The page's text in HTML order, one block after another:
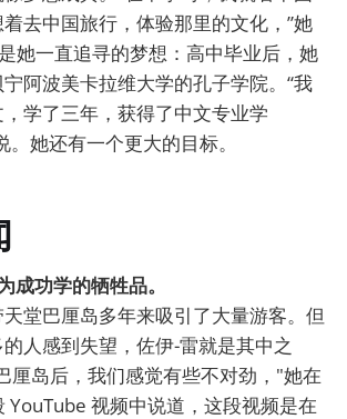
去中国旅行，体验那里的文化，”她
她一直追寻的梦想：高中毕业后，她
阿波美卡拉维大学的孔子学院。“我
学了三年，获得了中文专业学
。她还有一个更大的目标。
成功学的牺牲品。
堂巴厘岛多年来吸引了大量游客。但
人感到失望，佐伊-雷就是其中之
厘岛后，我们感觉有些不对劲，"她在
YouTube 视频中说道，这段视频是在